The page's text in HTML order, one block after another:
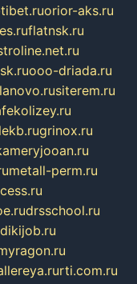
orior-aks.ru
flatnsk.ru
ooo-driada.ru
siterem.ru
grinox.ru
metall-perm.ru
drsschool.ru
rti.com.ru